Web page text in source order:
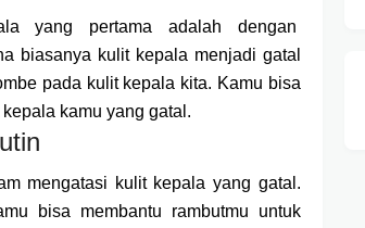
yang pertama adalah dengan
biasanya kulit kepala menjadi gatal
pada kulit kepala kita. Kamu bisa
kamu yang gatal.
mengatasi kulit kepala yang gatal.
bisa membantu rambutmu untuk